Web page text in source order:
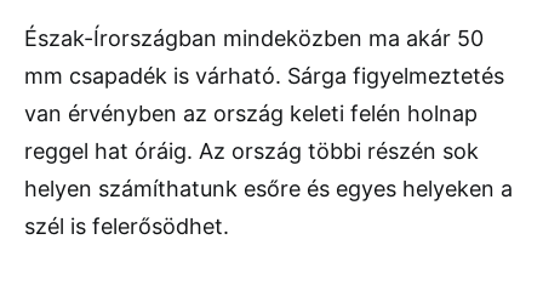
Észak-Írországban mindeközben ma akár 50
mm csapadék is várható. Sárga figyelmeztetés
van érvényben az ország keleti felén holnap
reggel hat óráig. Az ország többi részén sok
helyen számíthatunk esőre és egyes helyeken a
szél is felerősödhet.